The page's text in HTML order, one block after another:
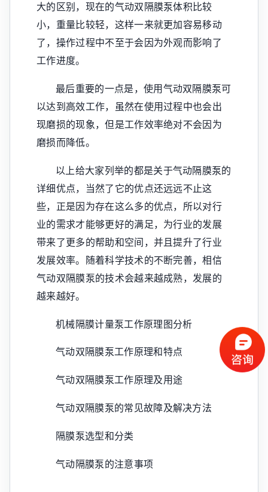
大的区别，现在的气动双隔膜泵体积比较
小，重量比较轻，这样一来就更加容易移动
了，操作过程中不至于会因为外观而影响了
工作进度。
最后重要的一点是，使用气动双隔膜泵可
以达到高效工作，虽然在使用过程中也会出
现磨损的现象，但是工作效率绝对不会因为
磨损而降低。
以上给大家列举的都是关于气动隔膜泵的
详细优点，当然了它的优点还远远不止这
些，正是因为存在这么多的优点，所以对行
业的需求才能够更好的满足，为行业的发展
带来了更多的帮助和空间，并且提升了行业
发展效率。随着科学技术的不断完善，相信
气动双隔膜泵的技术会越来越成熟，发展的
越来越好。
机械隔膜计量泵工作原理图分析
气动双隔膜泵工作原理和特点
气动双隔膜泵工作原理及用途
气动双隔膜泵的常见故障及解决方法
隔膜泵选型和分类
气动隔膜泵的注意事项